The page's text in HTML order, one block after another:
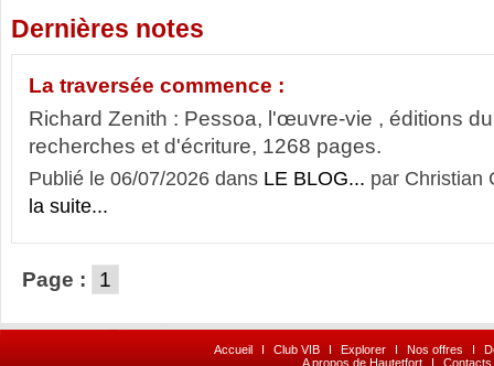
Dernières notes
La traversée commence :
Richard Zenith : Pessoa, l'œuvre-vie , éditions
recherches et d'écriture, 1268 pages.
Publié le 06/07/2026 dans LE BLOG... par Christian
la suite...
Page : 1
Accueil I Club VIB I Explorer I Nos offres I
A propos de Hautetfort
I Contacts